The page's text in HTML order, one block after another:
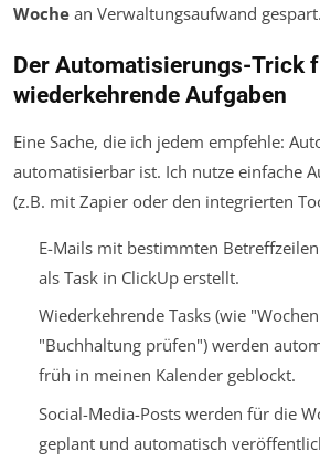
Woche an Verwaltungsaufwand gespart.
Der Automatisierungs-Trick
wiederkehrende Aufgaben
Eine Sache, die ich jedem empfehle:
automatisierbar ist. Ich nutze einfache
(z.B. mit Zapier oder den integrierten
E-Mails mit bestimmten
als Task in ClickUp erstellt.
Wiederkehrende Tasks (wie
"Buchhaltung prüfen") werden
früh in meinen Kalender geblockt.
Social-Media-Posts werden für die
geplant und automatisch